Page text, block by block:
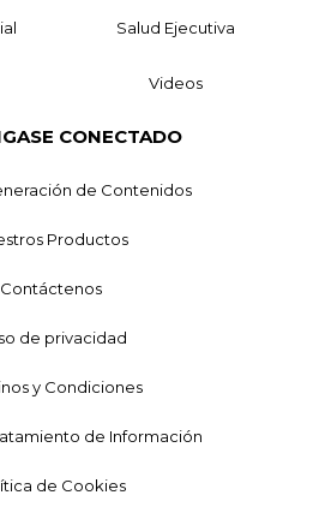
Salud Ejecutiva
Videos
CONECTADO
de Contenidos
Productos
Contáctenos
de privacidad
y Condiciones
de Información
de Cookies